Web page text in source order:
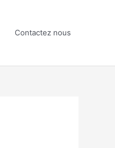
Contactez nous